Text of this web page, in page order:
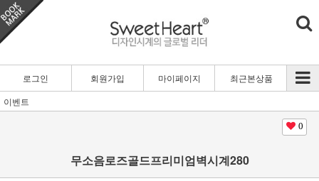
로그인 회원가입 마이페이지
최근본상품
이벤트
0
무소음로즈골드프리미엄벽시계280